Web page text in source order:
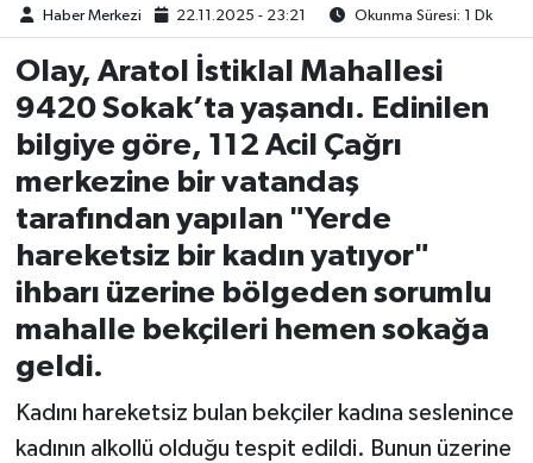
Haber Merkezi 22.11.2025 - 23:21 Okunma Süresi: 1 Dk
Olay, Aratol İstiklal Mahallesi
9420 Sokak’ta yaşandı. Edinilen
bilgiye göre, 112 Acil Çağrı
merkezine bir vatandaş
tarafından yapılan "Yerde
hareketsiz bir kadın yatıyor"
ihbarı üzerine bölgeden sorumlu
mahalle bekçileri hemen sokağa
geldi.
Kadını hareketsiz bulan bekçiler kadına seslenince
kadının alkollü olduğu tespit edildi. Bunun üzerine